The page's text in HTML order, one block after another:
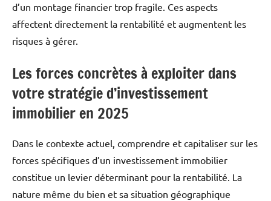
d’un montage financier trop fragile. Ces aspects
affectent directement la rentabilité et augmentent les
risques à gérer.
Les forces concrètes à exploiter dans
votre stratégie d’investissement
immobilier en 2025
Dans le contexte actuel, comprendre et capitaliser sur les
forces spécifiques d’un investissement immobilier
constitue un levier déterminant pour la rentabilité. La
nature même du bien et sa situation géographique